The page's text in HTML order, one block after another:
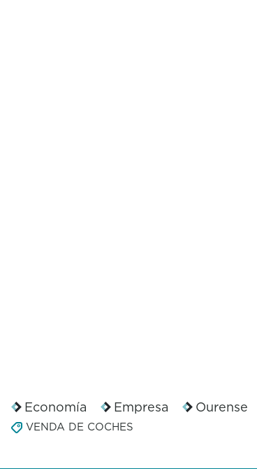
Economía Empresa Ourense
VENDA DE COCHES